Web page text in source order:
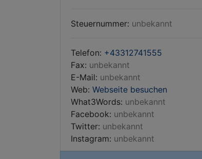
Steuernummer: unbekannt
Telefon: +43312741555
Fax: unbekannt
E-Mail: unbekannt
Web: Webseite besuchen
What3Words: unbekannt
Facebook: unbekannt
Twitter: unbekannt
Instagram: unbekannt